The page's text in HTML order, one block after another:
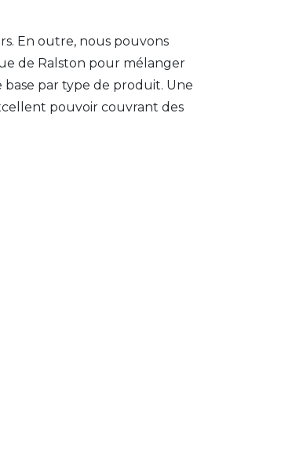
En outre, nous pouvons
de Ralston pour mélanger
par type de produit. Une
pouvoir couvrant des